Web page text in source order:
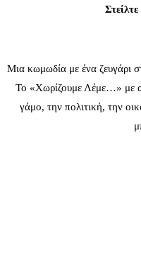
Μια κωμωδία με ένα ζευγάρι
Το «Χωρίζουμε Λέμε…» με
γάμο, την πολιτική, την